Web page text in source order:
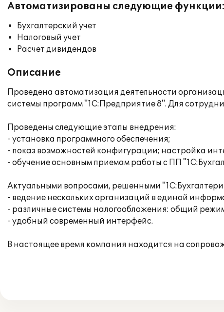
Автоматизированы следующие функции:
Бухгалтерский учет
Налоговый учет
Расчет дивидендов
Описание
Проведена автоматизация деятельности
системы программ "1С:Предприятие 8". Для
Проведены следующие этапы внедрения:
- установка программного обеспечения;
- показ возможностей конфигурации; настройка
- обучение основным приемам работы с ПП
Актуальными вопросами, решенными
- ведение нескольких организаций в единой
- различные системы налогообложения: общий
- удобный современный интерфейс.
В настоящее время компания находится на